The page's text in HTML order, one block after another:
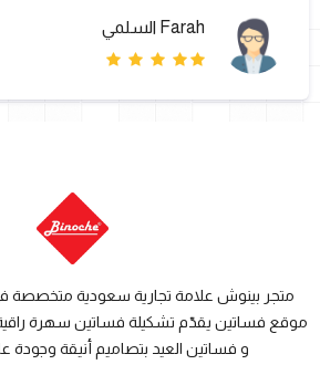
Farah السلمي
متجر بينوش علامة تجارية سعودية متخصصة في
موقع فساتين يقدّم تشكيلة فساتين سهرة
و فساتين العيد بتصاميم أنيقة وجودة